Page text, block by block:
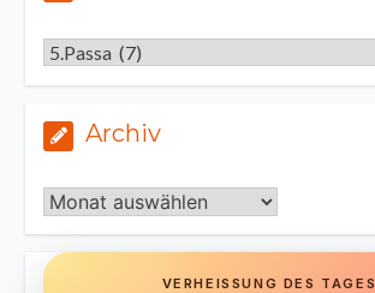
Kategorien
Archiv
Archiv
VERHEISSUNG DES TAGES